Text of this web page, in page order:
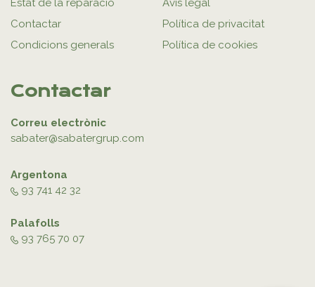
Estat de la reparació
Contactar
Condicions generals
Avís legal
Política de privacitat
Política de cookies
Contactar
Correu electrònic
sabater@sabatergrup.com
Argentona
93 741 42 32
Palafolls
93 765 70 07